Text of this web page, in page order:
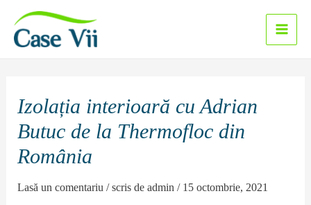
conținut
Main
Izolația interioară cu Adrian
Butuc de la Thermofloc din
România
Lasă un comentariu / scris deadmin/ 15 octombrie, 2021